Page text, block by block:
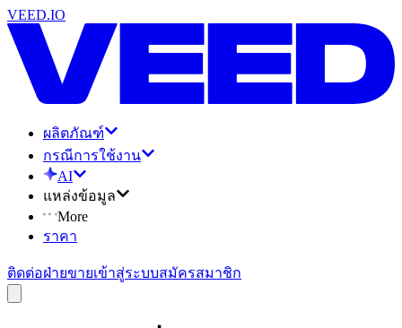
VEED.IO
ผลิตภัณฑ์
กรณีการใช้งาน
AI
แหล่งข้อมูล
More
ราคา
ติดต่อฝ่ายขายเข้าสู่ระบบสมัครสมาชิก